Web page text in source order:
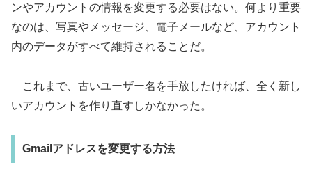
ンやアカウントの情報を変更する必要はない。何より重要
なのは、写真やメッセージ、電子メールなど、アカウント
内のデータがすべて維持されることだ。
これまで、古いユーザー名を手放したければ、全く新し
いアカウントを作り直すしかなかった。
Gmailアドレスを変更する方法